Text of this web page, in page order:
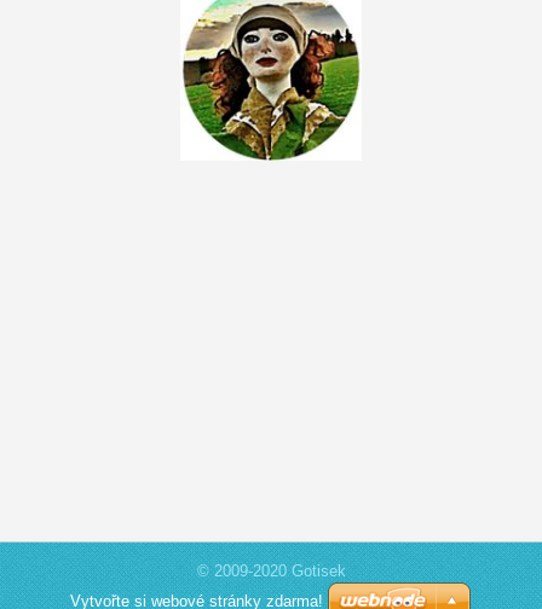
© 2009-2020 Gotisek
Vytvořte si webové stránky zdarma!